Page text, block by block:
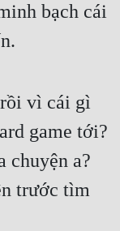
bạch cái
vì cái gì
game tới?
chuyện a?
trước tìm